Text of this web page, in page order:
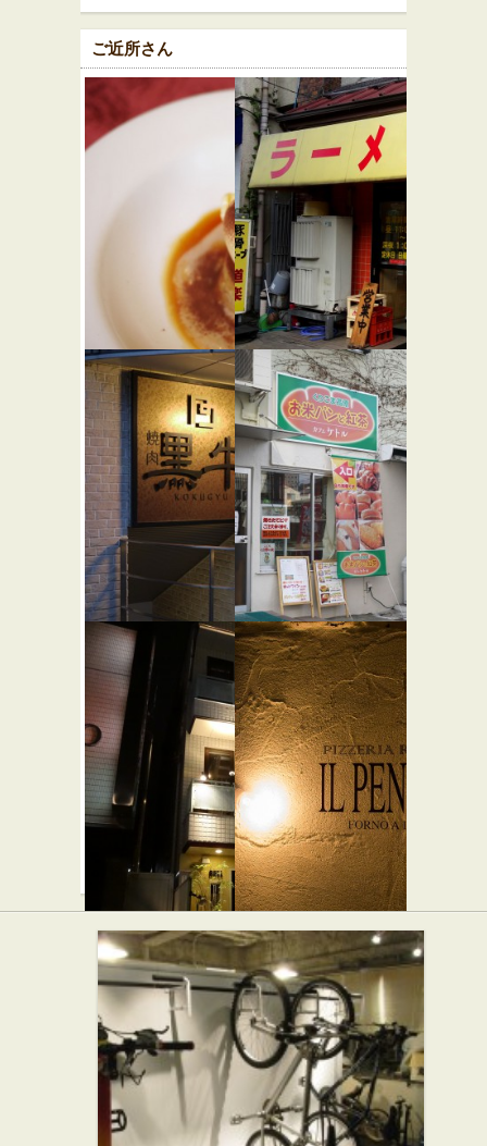
ご近所さん
キノシタ
★☆☆
フレンチ
道楽 代々
木店
らーめん屋
黒牛 ★☆☆
焼き肉
ケトル ★☆☆
カフェ・喫茶店
パン屋
バー シャ
ンクス ★★☆
バー・居酒屋
イル・ペ
ンティー
ト ★★★
イタリアン